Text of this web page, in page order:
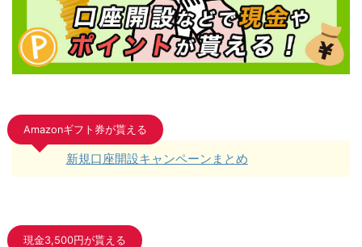
Amazonギフト券が貰える
新規口座開設キャンペーンまとめ
現金3,500円が貰える